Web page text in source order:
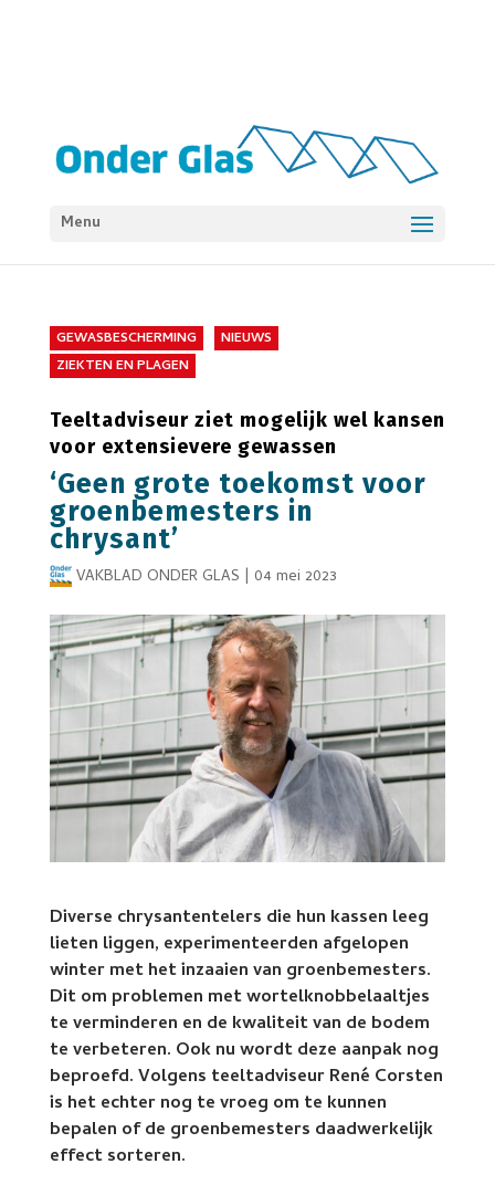
Menu
GEWASBESCHERMING
NIEUWS
ZIEKTEN EN PLAGEN
Teeltadviseur ziet mogelijk wel kansen
voor extensievere gewassen
‘Geen grote toekomst voor
groenbemesters in
chrysant’
VAKBLAD ONDER GLAS | 04 mei 2023
Diverse chrysantentelers die hun kassen leeg
lieten liggen, experimenteerden afgelopen
winter met het inzaaien van groenbemesters.
Dit om problemen met wortelknobbelaaltjes
te verminderen en de kwaliteit van de bodem
te verbeteren. Ook nu wordt deze aanpak nog
beproefd. Volgens teeltadviseur René Corsten
is het echter nog te vroeg om te kunnen
bepalen of de groenbemesters daadwerkelijk
effect sorteren.